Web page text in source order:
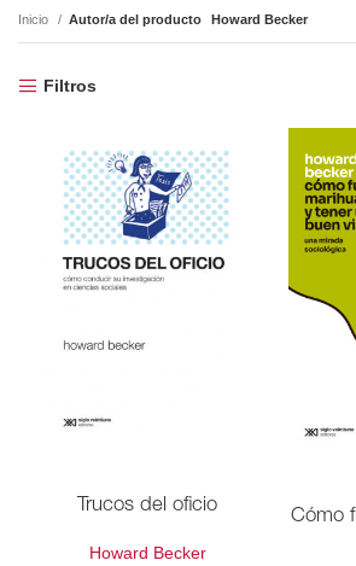
Inicio Autor/a del producto Howard Becker
Filtros
Trucos del oficio
Howard Becker
Cómo